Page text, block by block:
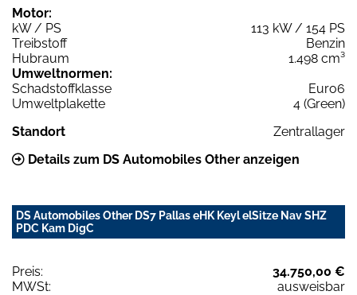
Motor:
kW / PS
113 kW / 154 PS
Treibstoff
Benzin
Hubraum
1.498 cm³
Umweltnormen:
Schadstoffklasse
Euro6
Umweltplakette
4 (Green)
Standort
Zentrallager
Details zum DS Automobiles Other anzeigen
DS Automobiles Other DS7 Pallas eHK Keyl elSitze Nav SHZ
PDC Kam DigC
Preis:
34.750,00 €
MWSt:
ausweisbar